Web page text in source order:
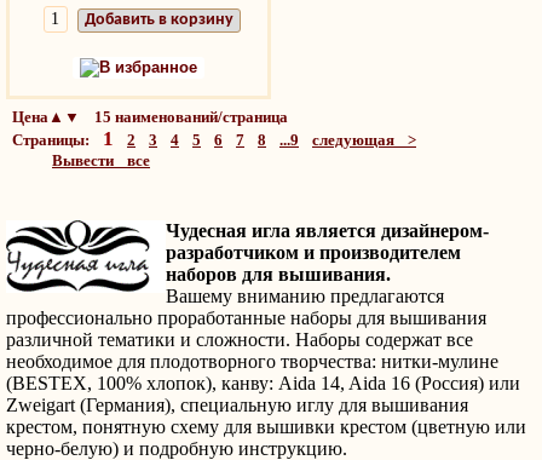
Добавить в корзину
В избранное
Цена▲▼ 15 наименований/страница
Страницы: 1 2 3 4 5 6 7 8 ...9
следующая >
Вывести все
Чудесная игла является дизайнером-
разработчиком и производителем
наборов для вышивания.
Вашему вниманию предлагаются
профессионально проработанные наборы для вышивания
различной тематики и сложности. Наборы содержат все
необходимое для плодотворного творчества: нитки-мулине
(BESTEX, 100% хлопок), канву: Aida 14, Aida 16 (Россия) или
Zweigart (Германия), специальную иглу для вышивания
крестом, понятную схему для вышивки крестом (цветную или
черно-белую) и подробную инструкцию.